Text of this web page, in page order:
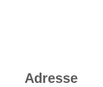
Adresse